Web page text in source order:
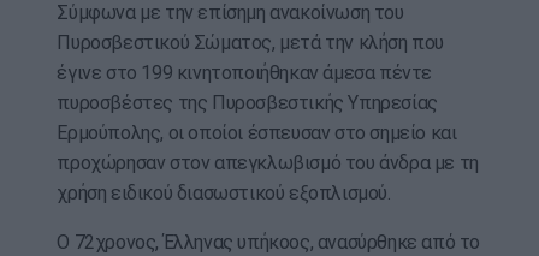
Σύμφωνα με την επίσημη ανακοίνωση του
Πυροσβεστικού Σώματος, μετά την κλήση που
έγινε στο 199 κινητοποιήθηκαν άμεσα πέντε
πυροσβέστες της Πυροσβεστικής Υπηρεσίας
Ερμούπολης, οι οποίοι έσπευσαν στο σημείο και
προχώρησαν στον απεγκλωβισμό του άνδρα με τη
χρήση ειδικού διασωστικού εξοπλισμού.
Ο 72χρονος, Έλληνας υπήκοος, ανασύρθηκε από το